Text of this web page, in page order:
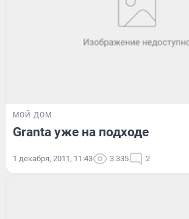
МОЙ ДОМ
Granta уже на подходе
1 декабря, 2011, 11:43 3 335 2